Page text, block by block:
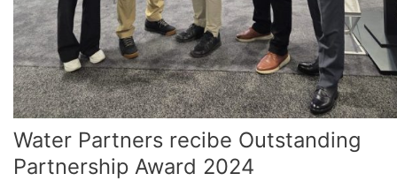
Water Partners recibe Outstanding
Partnership Award 2024